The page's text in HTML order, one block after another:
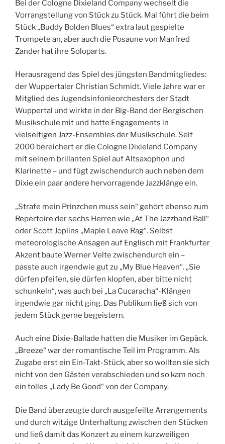
Bei der Cologne Dixieland Company wechselt die
Vorrangstellung von Stück zu Stück. Mal führt die beim
Stück „Buddy Bolden Blues“ extra laut gespielte
Trompete an, aber auch die Posaune von Manfred
Zander hat ihre Soloparts.
Herausragend das Spiel des jüngsten Bandmitgliedes:
der Wuppertaler Christian Schmidt. Viele Jahre war er
Mitglied des Jugendsinfonieorchesters der Stadt
Wuppertal und wirkte in der Big-Band der Bergischen
Musikschule mit und hatte Engagements in
vielseitigen Jazz-Ensembles der Musikschule. Seit
2000 bereichert er die Cologne Dixieland Company
mit seinem brillanten Spiel auf Altsaxophon und
Klarinette – und fügt zwischendurch auch neben dem
Dixie ein paar andere hervorragende Jazzklänge ein.
„Strafe mein Prinzchen muss sein“ gehört ebenso zum
Repertoire der sechs Herren wie „At The Jazzband Ball“
oder Scott Joplins „Maple Leave Rag“. Selbst
meteorologische Ansagen auf Englisch mit Frankfurter
Akzent baute Werner Velte zwischendurch ein –
passte auch irgendwie gut zu „My Blue Heaven“. „Sie
dürfen pfeifen, sie dürfen klopfen, aber bitte nicht
schunkeln“, was auch bei „La Cucaracha“-Klängen
irgendwie gar nicht ging. Das Publikum ließ sich von
jedem Stück gerne begeistern.
Auch eine Dixie-Ballade hatten die Musiker im Gepäck.
„Breeze“ war der romantische Teil im Programm. Als
Zugabe erst ein Ein-Takt-Stück, aber so wollten sie sich
nicht von den Gästen verabschieden und so kam noch
ein tolles „Lady Be Good“ von der Company.
Die Band überzeugte durch ausgefeilte Arrangements
und durch witzige Unterhaltung zwischen den Stücken
und ließ damit das Konzert zu einem kurzweiligen